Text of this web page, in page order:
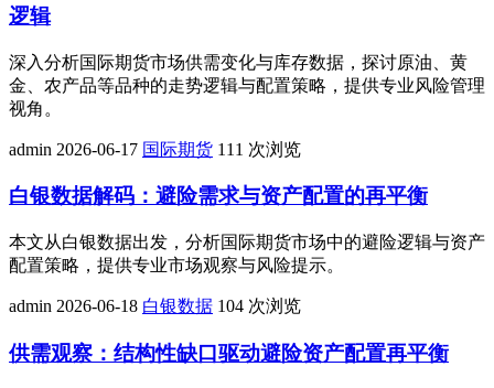
逻辑
深入分析国际期货市场供需变化与库存数据，探讨原油、黄
金、农产品等品种的走势逻辑与配置策略，提供专业风险管理
视角。
admin 2026-06-17 国际期货 111 次浏览
白银数据解码：避险需求与资产配置的再平衡
本文从白银数据出发，分析国际期货市场中的避险逻辑与资产
配置策略，提供专业市场观察与风险提示。
admin 2026-06-18 白银数据 104 次浏览
供需观察：结构性缺口驱动避险资产配置再平衡